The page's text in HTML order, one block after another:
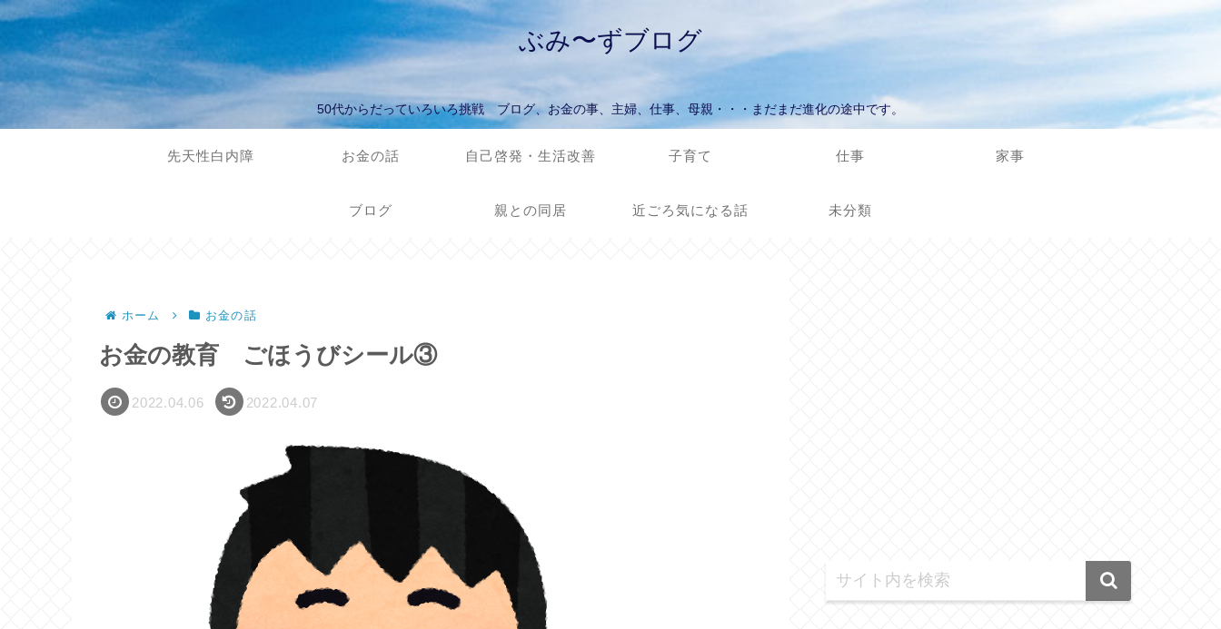
ぶみ〜ずブログ
50代からだっていろいろ挑戦 ブログ、お金の事、主婦、仕事、母親・・・まだまだ進化の途中です。
先天性白内障 お金の話 自己啓発・生活改善 子育て 仕事 家事
ブログ 親との同居 近ごろ気になる話 未分類
ホーム お金の話
お金の教育 ごほうびシール③
2022.04.06 2022.04.07